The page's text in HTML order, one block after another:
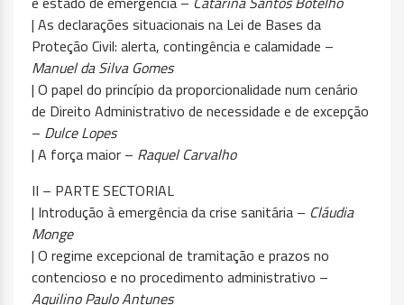
| As declarações situacionais na Lei de Bases da
Proteção Civil: alerta, contingência e calamidade –
Manuel da Silva Gomes
| O papel do princípio da proporcionalidade num cenário
de Direito Administrativo de necessidade e de excepção
– Dulce Lopes
| A força maior – Raquel Carvalho
II – PARTE SECTORIAL
| Introdução à emergência da crise sanitária – Cláudia
Monge
| O regime excepcional de tramitação e prazos no
contencioso e no procedimento administrativo –
Aquilino Paulo Antunes